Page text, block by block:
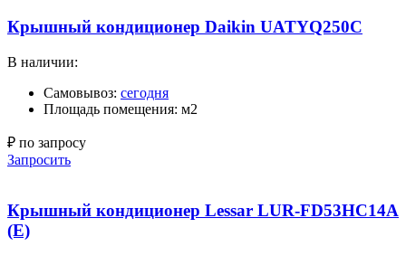
Крышный кондиционер Daikin UATYQ250C
В наличии:
Самовывоз: сегодня
Площадь помещения: м2
₽ по запросу
Запросить
Крышный кондиционер Lessar LUR-FD53HC14A
(E)